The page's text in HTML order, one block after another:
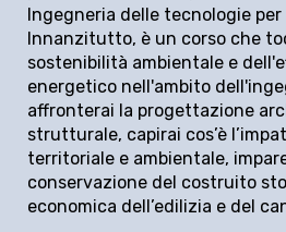
Ingegneria delle tecnologie per
Innanzitutto, è un corso che
sostenibilità ambientale e
energetico nell'ambito
affronterai la progettazione
strutturale, capirai cos’è
territoriale e ambientale,
conservazione del costruito
economica dell’edilizia e del